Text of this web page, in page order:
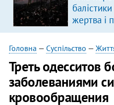
жертва і
Головна — Суспільство —
Треть одесситов
заболеваниями
кровообращения